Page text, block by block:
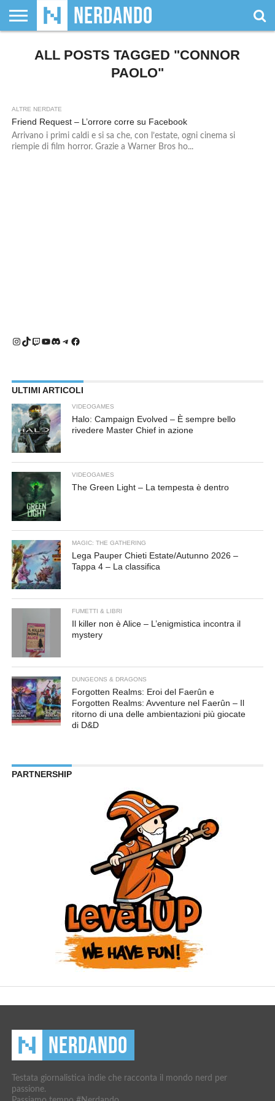
SIAMO
GIOCHI
DA
GIOCHI
VIDEOGAMES
FILM
FUMETTI
& LIBRI
MAGIC:
THE
DUNGEONS
WRESTLING
NERDANDO
AWARDS
BOLLINI
ALL POSTS TAGGED "CONNOR
PAOLO"
ALTRE NERDATE
Friend Request – L’orrore corre su Facebook
Arrivano i primi caldi e si sa che, con l’estate, ogni cinema si
riempie di film horror. Grazie a Warner Bros ho...
Instagram
TikTok
Twitch
YouTube
Discord
Telegram
Facebook
ULTIMI ARTICOLI
VIDEOGAMES
Halo: Campaign Evolved – È sempre bello
rivedere Master Chief in azione
VIDEOGAMES
The Green Light – La tempesta è dentro
MAGIC: THE GATHERING
Lega Pauper Chieti Estate/Autunno 2026 –
Tappa 4 – La classifica
FUMETTI & LIBRI
Il killer non è Alice – L’enigmistica incontra il
mystery
DUNGEONS & DRAGONS
Forgotten Realms: Eroi del Faerûn e
Forgotten Realms: Avventure nel Faerûn – Il
ritorno di una delle ambientazioni più giocate
di D&D
PARTNERSHIP
Testata giornalistica indie che racconta il mondo nerd per
passione.